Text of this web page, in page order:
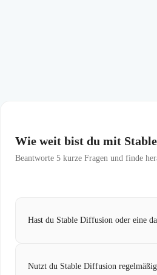
Wie weit bist du mit
Beantworte 5 kurze Fragen und finde
Hast du Stable Diffusion oder eine
Nutzt du Stable Diffusion